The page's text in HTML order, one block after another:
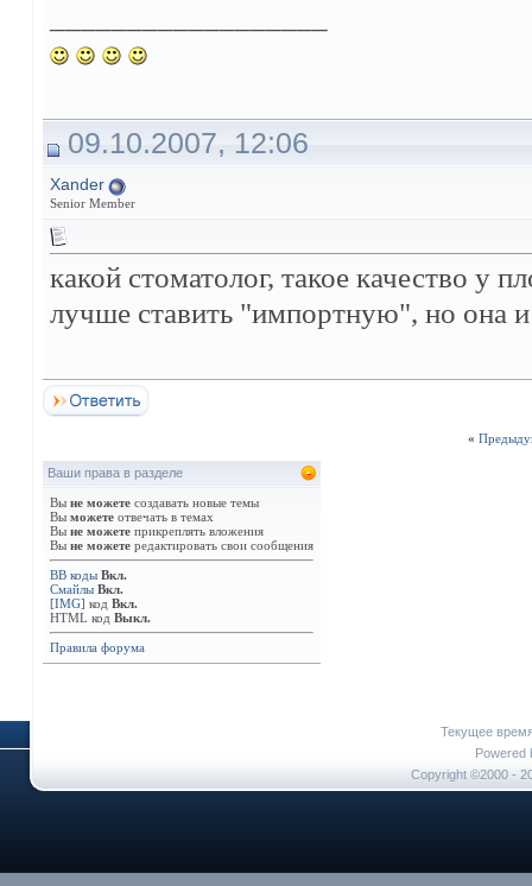
09.10.2007, 12:06
Xander
Senior Member
какой стоматолог, такое качество у
лучше ставить "импортную", но она
«
Ваши права в разделе
Вы не можете создавать новые темы
Вы можете отвечать в темах
Вы не можете прикреплять вложения
Вы не можете редактировать свои сообщения
BB коды Вкл.
Смайлы Вкл.
[IMG] код Вкл.
HTML код Выкл.
Правила форума
Текущее
Powered
Copyright ©2000 -